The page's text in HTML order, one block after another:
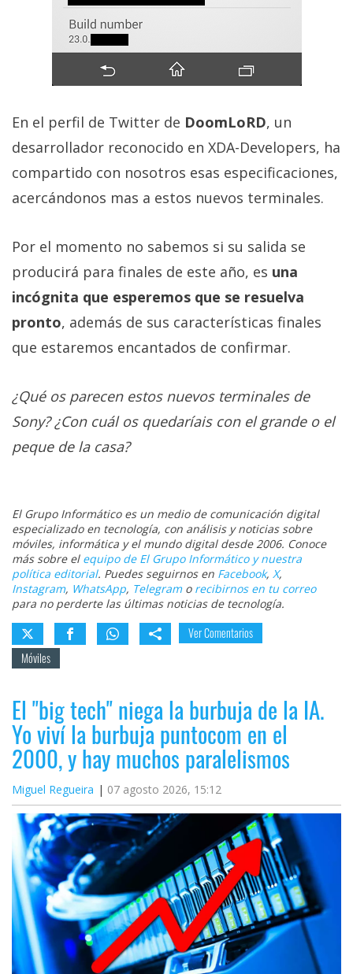
En el perfil de Twitter de DoomLoRD, un
desarrollador reconocido en XDA-Developers, ha
compartido con nosotros esas especificaciones,
acercándonos mas a estos nuevos terminales.
Por el momento no sabemos si su salida se
producirá para finales de este año, es una
incógnita que esperemos que se resuelva
pronto, además de sus características finales
que estaremos encantados de confirmar.
¿Qué os parecen estos nuevos terminales de
Sony? ¿Con cuál os quedaríais con el grande o el
peque de la casa?
El Grupo Informático es un medio de comunicación digital
especializado en tecnología, con análisis y noticias sobre
móviles, informática y el mundo digital desde 2006. Conoce
más sobre el equipo de El Grupo Informático y nuestra
política editorial. Puedes seguirnos en Facebook, X,
Instagram, WhatsApp, Telegramo recibirnos en tu correo
para no perderte las últimas noticias de tecnología.
Ver Comentarios
Móviles
El "big tech" niega la burbuja de la IA.
Yo viví la burbuja puntocom en el
2000, y hay muchos paralelismos
Miguel Regueira 07 agosto 2026, 15:12